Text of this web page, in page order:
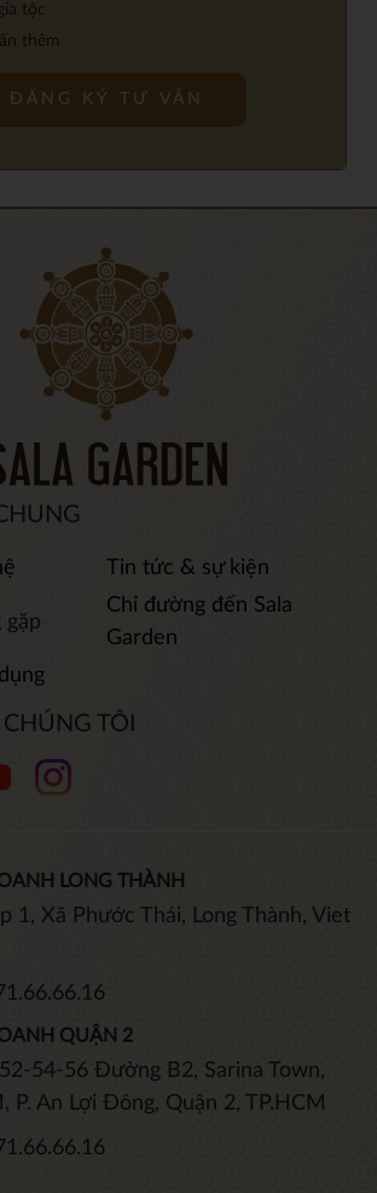
tộc
thêm
Tin tức & sự kiện
gặp
Chỉ đường đến Sala
Garden
TÔI
LONG THÀNH
1, Xã Phước Thái, Long Thành, Viet
QUẬN 2
54-56 Đường B2, Sarina Town,
P. An Lợi Đông, Quận 2, TP.HCM